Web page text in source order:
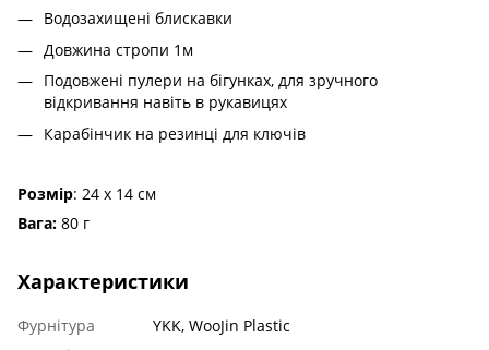
Водозахищені блискавки
Довжина стропи 1м
Подовжені пулери на бігунках, для зручного
відкривання навіть в рукавицях
Карабінчик на резинці для ключів
Розмір: 24 х 14 см
Вага: 80 г
Характеристики
Фурнітура
YKK, WooJin Plastic